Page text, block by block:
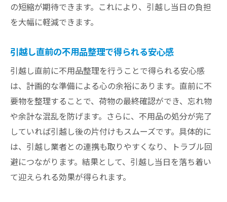
の短縮が期待できます。これにより、引越し当日の負担
を大幅に軽減できます。
引越し直前の不用品整理で得られる安心感
引越し直前に不用品整理を行うことで得られる安心感
は、計画的な準備による心の余裕にあります。直前に不
要物を整理することで、荷物の最終確認ができ、忘れ物
や余計な混乱を防げます。さらに、不用品の処分が完了
していれば引越し後の片付けもスムーズです。具体的に
は、引越し業者との連携も取りやすくなり、トラブル回
避につながります。結果として、引越し当日を落ち着い
て迎えられる効果が得られます。